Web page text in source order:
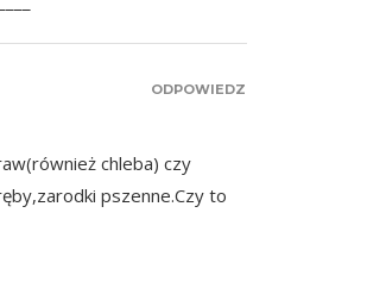
chleba) czy
pszenne.Czy to
ODPOWIEDZ